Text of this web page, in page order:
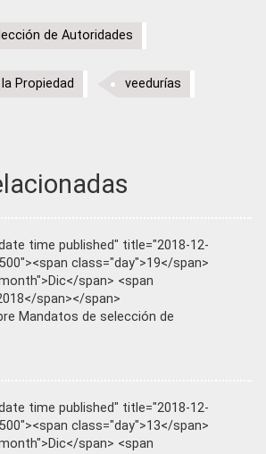
de Autoridades
Propiedad veedurías
time published" title="2018-12-
class="day">19</span>
span> <span
span></span>
Mandatos de selección de
time published" title="2018-12-
class="day">13</span>
span> <span